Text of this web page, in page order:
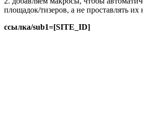
площадок/тизеров, а не проставлять
ссылка/sub1=[SITE_ID]